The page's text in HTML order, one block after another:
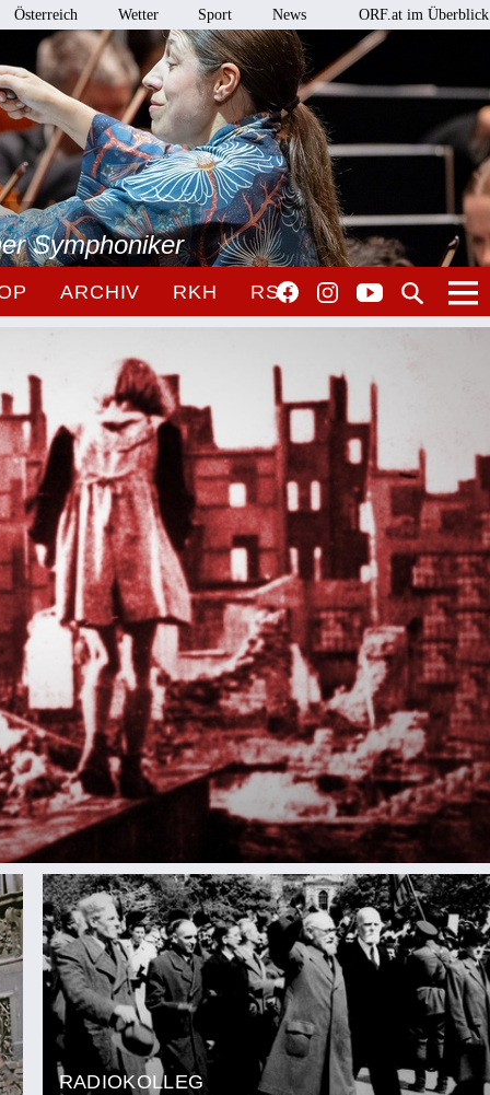
Österreich Wetter Sport News ORF.at im Überblick
Symphoniker
ARCHIV RKH RSO
RADIOKOLLEG